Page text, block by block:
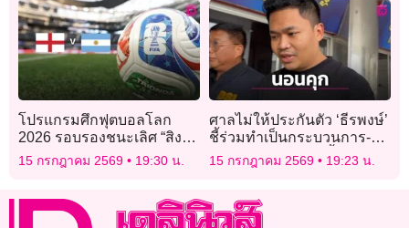
โปรแกรมศึกฟุตบอลโลก
2026 รอบรองชนะเลิศ “สิงโต
คำราม ดวล ฟ้าขาว”
15 กรกฎาคม 2569 19:30 น.
ศาลไม่ให้ประกันตัว ‘ธีรพงษ์’
ชี้ร่วมทำเป็นกระบวนการ-
กลัวหนี ส่งนอนคุกชั้น
สอบสวน!
15 กรกฎาคม 2569 19:23 น.